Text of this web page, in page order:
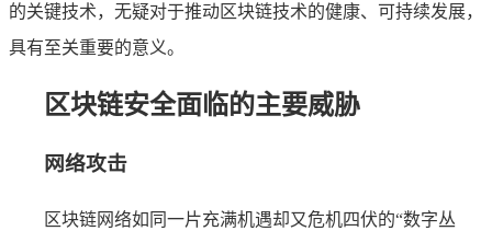
的关键技术，无疑对于推动区块链技术的健康、可持续发展，
具有至关重要的意义。
区块链安全面临的主要威胁
网络攻击
区块链网络如同一片充满机遇却又危机四伏的“数字丛